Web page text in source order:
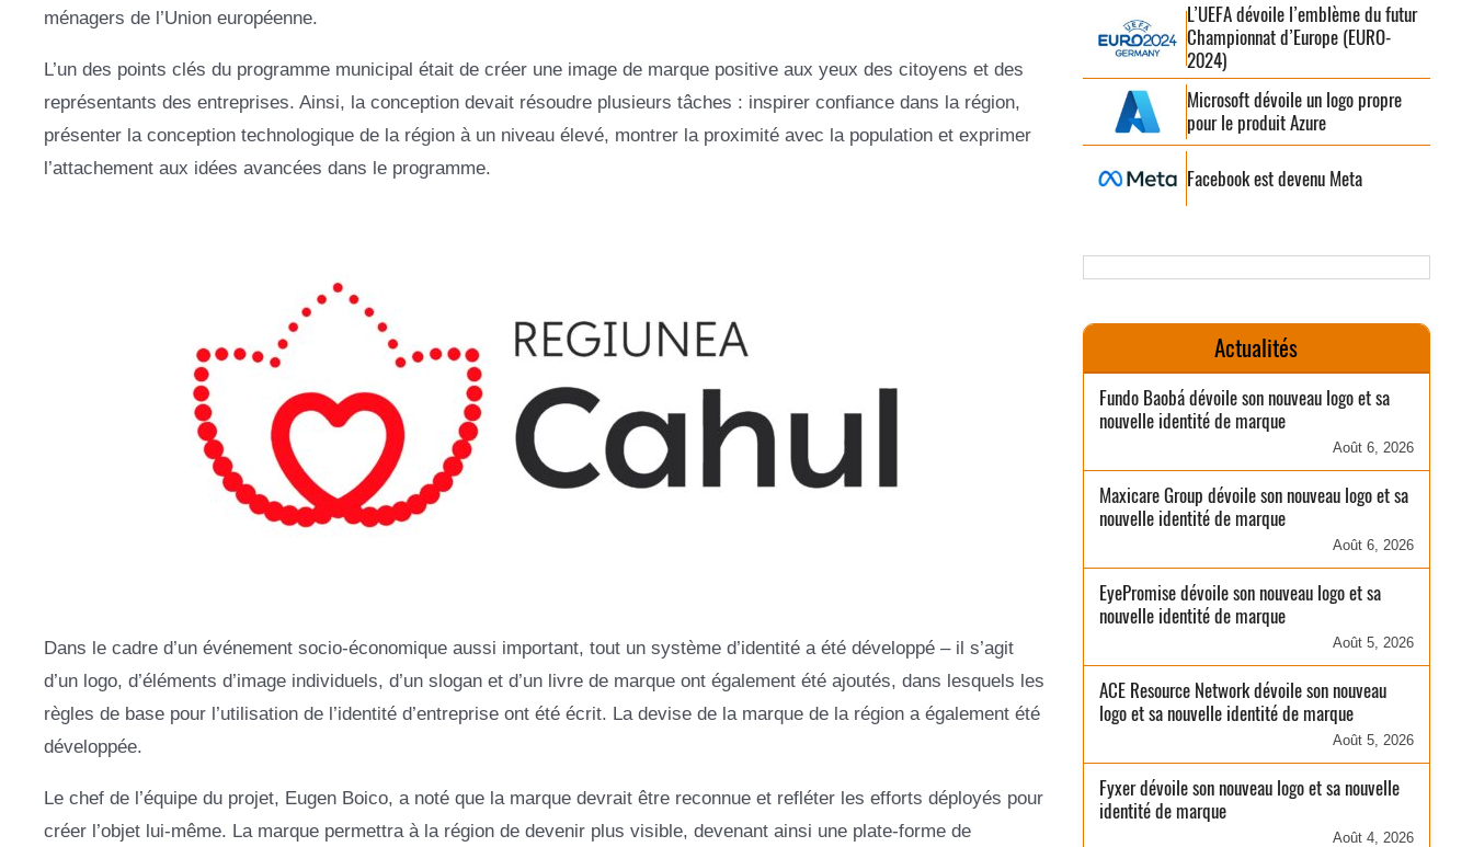
ménagers de l’Union européenne.
L’un des points clés du programme municipal était de créer une image de marque positive aux yeux des citoyens et des
représentants des entreprises. Ainsi, la conception devait résoudre plusieurs tâches : inspirer confiance dans la région,
présenter la conception technologique de la région à un niveau élevé, montrer la proximité avec la population et exprimer
l’attachement aux idées avancées dans le programme.
Dans le cadre d’un événement socio-économique aussi important, tout un système d’identité a été développé – il s’agit
d’un logo, d’éléments d’image individuels, d’un slogan et d’un livre de marque ont également été ajoutés, dans lesquels les
règles de base pour l’utilisation de l’identité d’entreprise ont été écrit. La devise de la marque de la région a également été
développée.
Le chef de l’équipe du projet, Eugen Boico, a noté que la marque devrait être reconnue et refléter les efforts déployés pour
créer l’objet lui-même. La marque permettra à la région de devenir plus visible, devenant ainsi une plate-forme de
L’UEFA dévoile l’emblème du futur
Championnat d’Europe (EURO-
2024)
Microsoft dévoile un logo propre
pour le produit Azure
Facebook est devenu Meta
Actualités
Fundo Baobá dévoile son nouveau logo et sa
nouvelle identité de marque
Août 6, 2026
Maxicare Group dévoile son nouveau logo et sa
nouvelle identité de marque
Août 6, 2026
EyePromise dévoile son nouveau logo et sa
nouvelle identité de marque
Août 5, 2026
ACE Resource Network dévoile son nouveau
logo et sa nouvelle identité de marque
Août 5, 2026
Fyxer dévoile son nouveau logo et sa nouvelle
identité de marque
Août 4, 2026